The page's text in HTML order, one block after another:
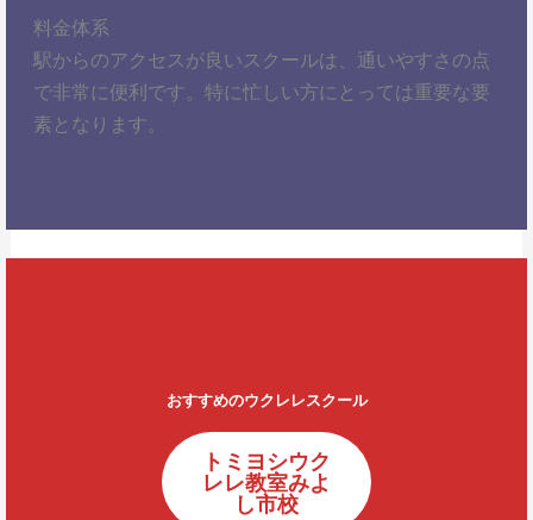
料金体系
駅からのアクセスが良いスクールは、通いやすさの点
で非常に便利です。特に忙しい方にとっては重要な要
素となります。
おすすめのウクレレスクール
トミヨシウク
レレ教室みよ
し市校